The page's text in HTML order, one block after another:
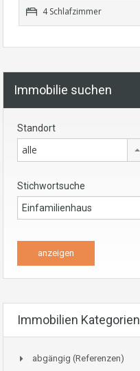
4 Schlafzimmer
Immobilie suchen
Standort
alle
Stichwortsuche
Immobilien Kategorien
abgängig (Referenzen)